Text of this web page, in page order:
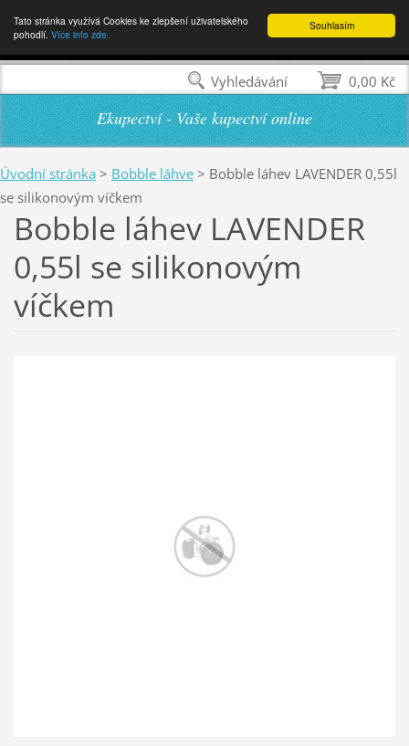
Souhlasím
Tato stránka využívá Cookies ke zlepšení uživatelského
pohodlí. Více info zde.
Ekupectví - Vaše kupectví online
Úvodní stránka > Bobble láhve > Bobble láhev LAVENDER 0,55l
se silikonovým víčkem
Bobble láhev LAVENDER
0,55l se silikonovým
víčkem
0,00 Kč
Vyhledávání